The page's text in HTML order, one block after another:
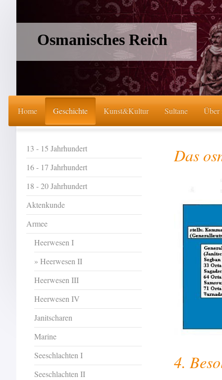
Osmanisches Reich
Home Geschichte Kunst&Kultur Sultane Über
Das
4.
13 - 15 Jahrhundert
16 - 17 Jahrhundert
18 - 20 Jahrhundert
Aktenkunde
Armee
Heerwesen I
Heerwesen II
Heerwesen III
Heerwesen IV
Janitscharen
Marine
Seeschlachten I
Seeschlachten II